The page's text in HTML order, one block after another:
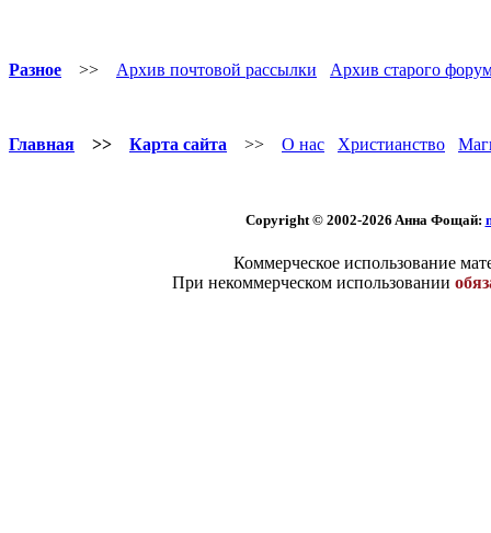
Разное >> Архив почтовой рассылки Архив старого
Главная >> Карта сайта >> О нас Христианство
Copyright © 2002-2026 Aннa Фoщaй:
Коммерческое использование
При некоммерческом использовании